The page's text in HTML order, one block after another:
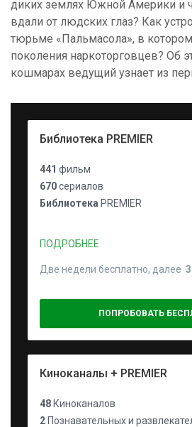
Активировать промокод
диких землях Южной Америки и
вдали от людских глаз? Как
тюрьме «Пальмасола», в
поколения наркоторговцев? Об
кошмарах ведущий узнает из
Библиотека PREMIER
441 фильм
670сериалов
Библиотека PREMIER
ПОДРОБНЕЕ
Две недели бесплатно, далее
ПОПРОБОВАТЬ
Киноканалы + PREMIER
48 Киноканалов
2 Познавательных и